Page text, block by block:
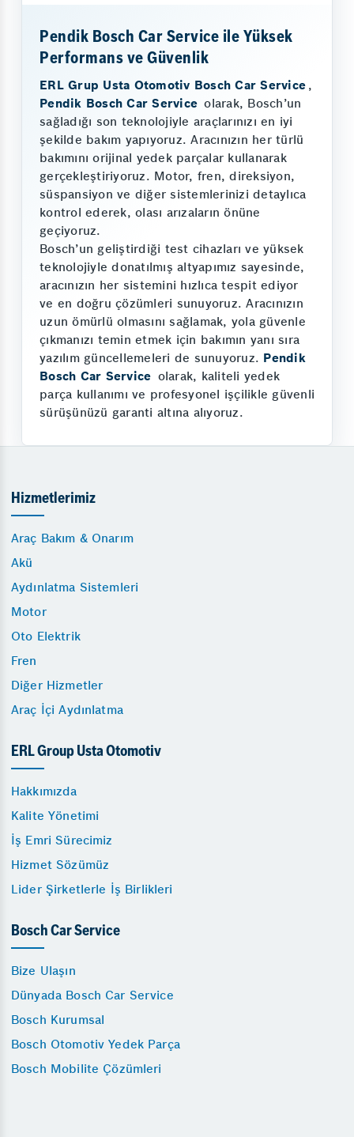
Pendik Bosch Car Service ile Yüksek
Performans ve Güvenlik
ERL Grup Usta Otomotiv Bosch Car Service ,
Pendik Bosch Car Service olarak, Bosch’un
sağladığı son teknolojiyle araçlarınızı en iyi
şekilde bakım yapıyoruz. Aracınızın her türlü
bakımını orijinal yedek parçalar kullanarak
gerçekleştiriyoruz. Motor, fren, direksiyon,
süspansiyon ve diğer sistemlerinizi detaylıca
kontrol ederek, olası arızaların önüne
geçiyoruz.
Bosch’un geliştirdiği test cihazları ve yüksek
teknolojiyle donatılmış altyapımız sayesinde,
aracınızın her sistemini hızlıca tespit ediyor
ve en doğru çözümleri sunuyoruz. Aracınızın
uzun ömürlü olmasını sağlamak, yola güvenle
çıkmanızı temin etmek için bakımın yanı sıra
yazılım güncellemeleri de sunuyoruz. Pendik
Bosch Car Service olarak, kaliteli yedek
parça kullanımı ve profesyonel işçilikle güvenli
sürüşünüzü garanti altına alıyoruz.
Hizmetlerimiz
Araç Bakım & Onarım
Akü
Aydınlatma Sistemleri
Motor
Oto Elektrik
Fren
Diğer Hizmetler
Araç İçi Aydınlatma
ERL Group Usta Otomotiv
Hakkımızda
Kalite Yönetimi
İş Emri Sürecimiz
Hizmet Sözümüz
Lider Şirketlerle İş Birlikleri
Bosch Car Service
Bize Ulaşın
Dünyada Bosch Car Service
Bosch Kurumsal
Bosch Otomotiv Yedek Parça
Bosch Mobilite Çözümleri